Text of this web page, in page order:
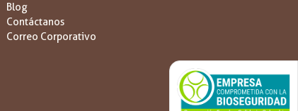
Blog
Contáctanos
Correo Corporativo